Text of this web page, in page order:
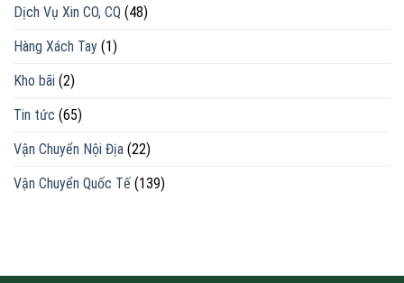
Dịch Vụ Xin CO, CQ (48)
Hàng Xách Tay (1)
Kho bãi (2)
Tin tức (65)
Vận Chuyển Nội Địa (22)
Vận Chuyển Quốc Tế (139)